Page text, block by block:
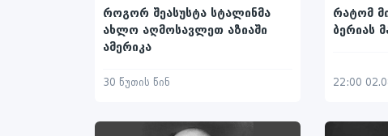
როგორ შეასუსტა სტალინმა
ახლო აღმოსავლეთ აზიაში
ამერიკა
30 წუთის წინ
რატომ
ბერიას
22:00